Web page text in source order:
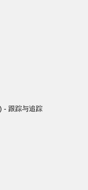
- 跟踪与追踪